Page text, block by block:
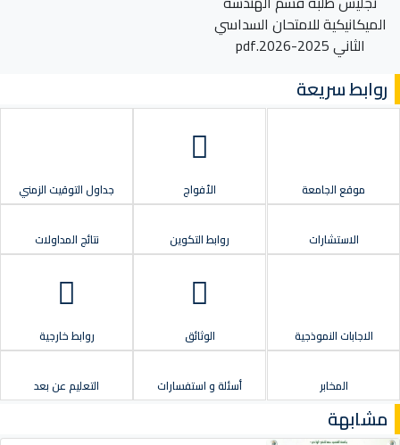
الميكانيكية للامتحان السداسي
الثاني 2025-2026.pdf
روابط سريعة
موقع الجامعة الأفواج جداول التوقيت الزمني
الاستشارات روابط التكوين نتائج المداولات
الاجابات النموذجية الوثائق روابط خارجية
المخابر أسئلة و استفسارات التعليم عن بعد
مشابهة